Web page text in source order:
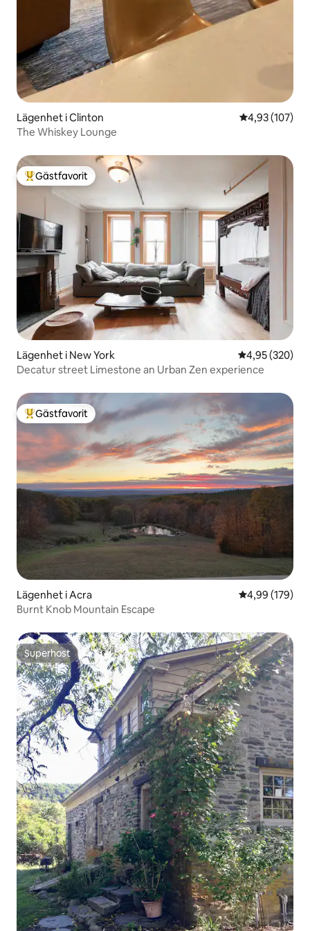
Lägenhet i Clinton 4,93 av 5 i
4,93 (107)
The Whiskey Lounge
Populär gästfavorit
Gästfavorit
Lägenhet i New York 4,95 av 5 i
4,95 (320)
Decatur street Limestone an Urban Zen experience
Populär gästfavorit
Gästfavorit
Lägenhet i Acra 4,99 av 5 i
4,99 (179)
Burnt Knob Mountain Escape
Superhost
Superhost